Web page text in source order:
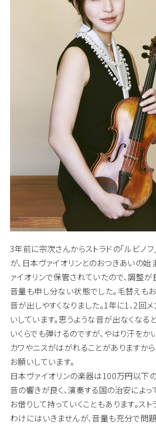
3年前に宗次さんからストラドの「ルビノフ
が、日本ヴァイオリンとのおつきあいの始
ァイオリンで保管されていたので、調整が
音量も申し分ない状態でした。毛替えも
音が出しやすくなりました。1年に1、2回
いしています。思うような音が出なくなる
いくらでも弾けるのですが、やはり汗をか
カワやニスがはがれることがありますか
お願いしています。
日本ヴァイオリンの楽器は100万円以下
音の響きが良く、演奏する国の治安によっ
お借りして持っていくこともあります。ス
わけにはいきませんが、音量も充分で問